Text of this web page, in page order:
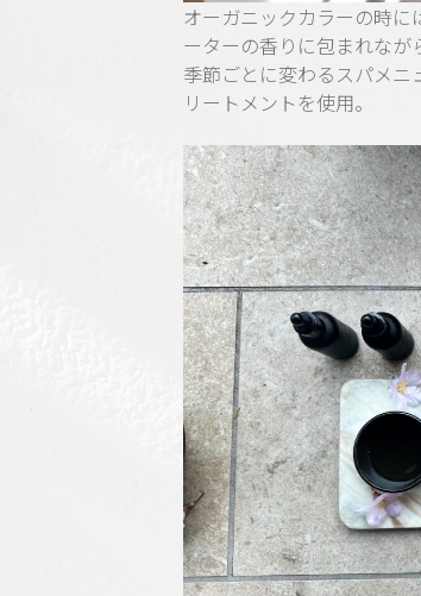
オーガニックカラーの時
ーターの香りに包まれなが
季節ごとに変わるスパメ
リートメントを使用。